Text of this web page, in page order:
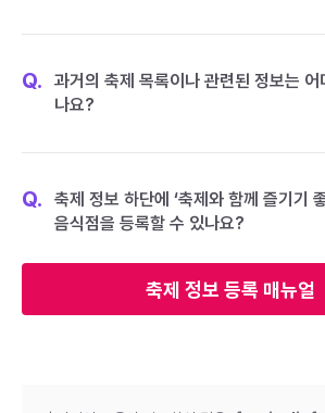
축제 정보 등록 매뉴얼
Q.
과거의 축제 목록이나 관련된 정보는
나요?
Q.
축제 정보 하단에 ‘축제와 함께 즐기기
음식점을 등록할 수 있나요?